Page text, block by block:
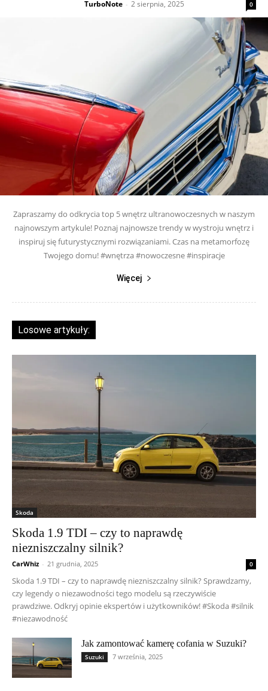
TurboNote - 2 sierpnia, 2025 0
Zapraszamy do odkrycia top 5 wnętrz ultranowoczesnych w naszym
najnowszym artykule! Poznaj najnowsze trendy w wystroju wnętrz i
inspiruj się futurystycznymi rozwiązaniami. Czas na metamorfozę
Twojego domu! #wnętrza #nowoczesne #inspiracje
Więcej
Losowe artykuły:
Skoda
Skoda 1.9 TDI – czy to naprawdę
niezniszczalny silnik?
CarWhiz - 21 grudnia, 2025 0
Skoda 1.9 TDI – czy to naprawdę niezniszczalny silnik? Sprawdzamy,
czy legendy o niezawodności tego modelu są rzeczywiście
prawdziwe. Odkryj opinie ekspertów i użytkowników! #Skoda #silnik
#niezawodność
Jak zamontować kamerę cofania w Suzuki?
Suzuki 7 września, 2025